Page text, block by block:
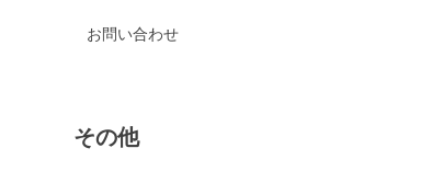
お問い合わせ
その他